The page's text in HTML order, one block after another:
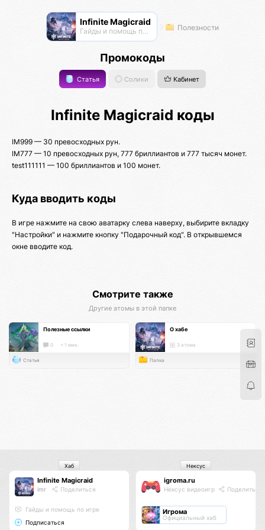
Infinite Magicraid
Гайды и помощь по игре Полезности
Промокоды
Статья Солики Кабинет
Infinite Magicraid коды
IM999 — 30 превосходных рун.
IM777 — 10 превосходных рун, 777 бриллиантов и 777 тысяч монет.
test111111 — 100 бриллиантов и 100 монет.
Куда вводить коды
В игре нажмите на свою аватарку слева наверху, выбирите вкладку
"Настройки" и нажмите кнопку "Подарочный код". В открывшемся
окне вводите код.
Смотрите также
Другие атомы в этой папке
Полезные ссылки
0 < 1 мин.
Статья
О хабе
3 атома
Папка
Infinite Magicraid
imr Поделиться
Гайды и помощь по игре
Подписаться
Хаб
igroma.ru
Нексус видеоигр Поделиться
Игрома
Официальный хаб
Нексус